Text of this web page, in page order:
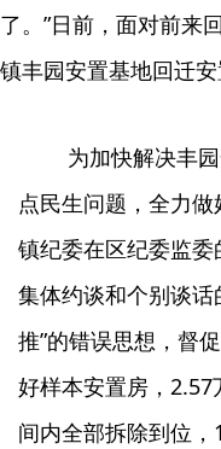
了。”日前，面对前来
镇丰园安置基地回迁安
为加快解决丰
点民生问题，全力做
镇纪委在区纪委监
集体约谈和个别谈
推”的错误思想，督
好样本安置房，
间内全部拆除到位